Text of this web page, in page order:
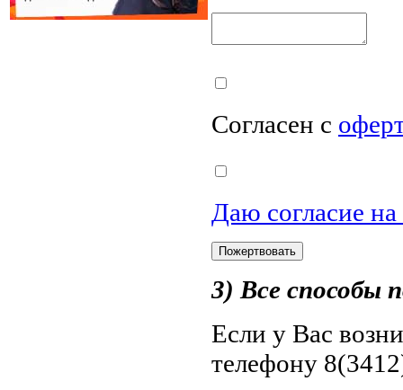
Согласен с
Даю согласие
3) Все способы
Если у Вас
телефону